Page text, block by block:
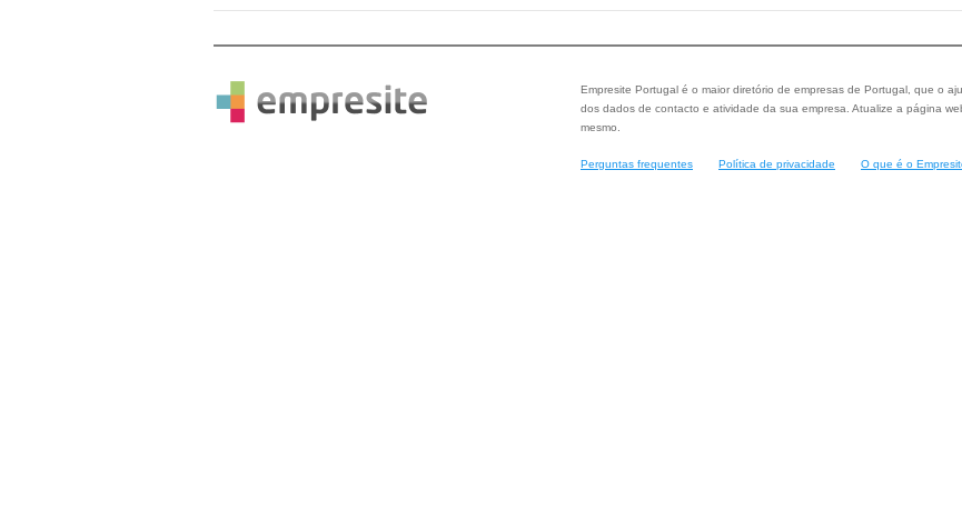
Empresite Portugal é o maior diretório de empresas de Portugal, que o
dos dados de contacto e atividade da sua empresa. Atualize a página
mesmo.
Perguntas frequentes Política de privacidade O que é o